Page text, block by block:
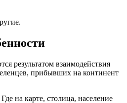
результатом взаимодействия
прибывших на континент